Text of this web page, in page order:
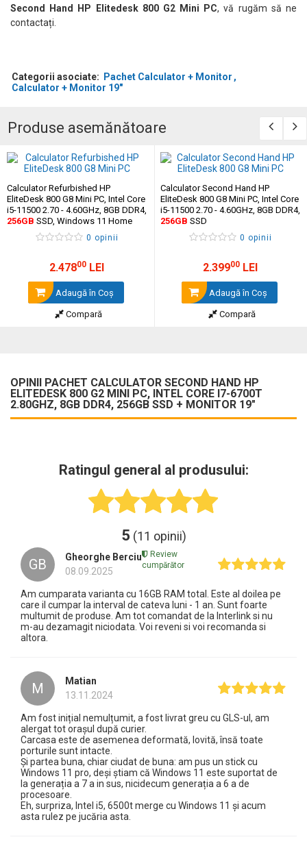
Second Hand HP Elitedesk 800 G2 Mini PC, vă rugăm să ne
contactați.
Categorii asociate:
Pachet Calculator + Monitor
Calculator + Monitor 19"
Produse asemănătoare
Calculator Refurbished HP
EliteDesk 800 G8 Mini PC, Intel Core
i5-11500 2.70 - 4.60GHz, 8GB DDR4,
256GB SSD, Windows 11 Home
0 opinii
2.47800 LEI
Adaugă în Coş
Compară
Calculator Second Hand HP
EliteDesk 800 G8 Mini PC, Intel Core
i5-11500 2.70 - 4.60GHz, 8GB DDR4,
256GB SSD
0 opinii
2.39900 LEI
Adaugă în Coş
Compară
OPINII PACHET CALCULATOR SECOND HAND HP
ELITEDESK 800 G2 MINI PC, INTEL CORE I7-6700T
2.80GHZ, 8GB DDR4, 256GB SSD + MONITOR 19"
Ratingul general al produsului:
5 (11 opinii)
GB
Gheorghe Berciu
08.09.2025
Review
cumpărător
Am cumparata varianta cu 16GB RAM total. Este al doilea pe
care il cumpar la interval de cateva luni - 1 an. Sunt foarte
multumit de produse. Am tot comandat de la Interlink si nu
m-au dezamagit niciodata. Voi reveni si voi recomanda si
altora.
M
Matian
13.11.2024
Am fost inițial nemulțumit, a fost livrat greu cu GLS-ul, am
alergat tot orașul după curier.
Carcasa este de asemenea deformată, lovită, însă toate
porturile sunt intacte.
Și partea buna, chiar ciudat de buna: am pus un stick cu
Windows 11 pro, deși știam că Windows 11 este suportat de
la generația a 7 a in sus, nicidecum generația a 6 a de
procesoare.
Eh, surpriza, Intel i5, 6500t merge cu Windows 11 și acum
asta rulez pe jucăria asta.